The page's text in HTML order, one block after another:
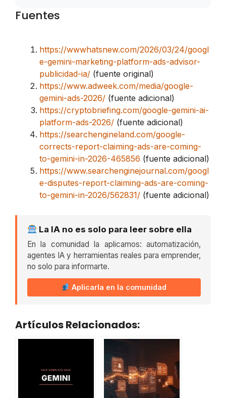
Fuentes
https://wwwhatsnew.com/2026/03/24/googl
e-gemini-marketing-platform-ads-advisor-
publicidad-ia/ (fuente original)
https://www.adweek.com/media/google-
gemini-ads-2026/ (fuente adicional)
https://cryptobriefing.com/google-gemini-ai-
platform-ads-2026/ (fuente adicional)
https://searchengineland.com/google-
corrects-report-claiming-ads-are-coming-
to-gemini-in-2026-465856 (fuente adicional)
https://www.searchenginejournal.com/googl
e-disputes-report-claiming-ads-are-coming-
to-gemini-in-2026/562831/ (fuente adicional)
La IA no es solo para leer sobre ella
En la comunidad la aplicamos: automatización,
agentes IA y herramientas reales para emprender,
no solo para informarte.
Aplicarla en la comunidad
Artículos Relacionados: